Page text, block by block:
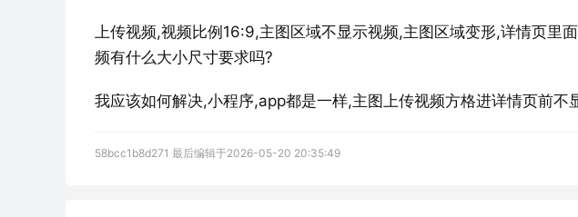
上传视频,视频比例16:9,主图区域不显示视频,主图区域变形,详情页里
频有什么大小尺寸要求吗?
我应该如何解决,小程序,app都是一样,主图上传视频方格进详情页前不
58bcc1b8d271 最后编辑于2026-05-20 20:35:49